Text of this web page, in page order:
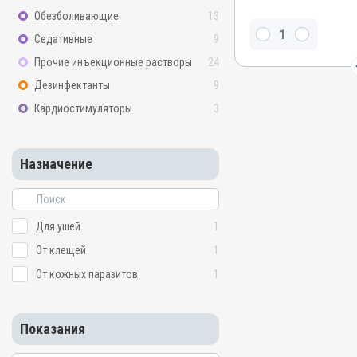
Обезболивающие
13
Седативные
9
Прочие инъекционные растворы
24
Дезинфектанты
9
Кардиостимуляторы
3
Назначение
Для ушей
1
От клещей
1
От кожных паразитов
1
Показания
Нистатин, Перметрин,